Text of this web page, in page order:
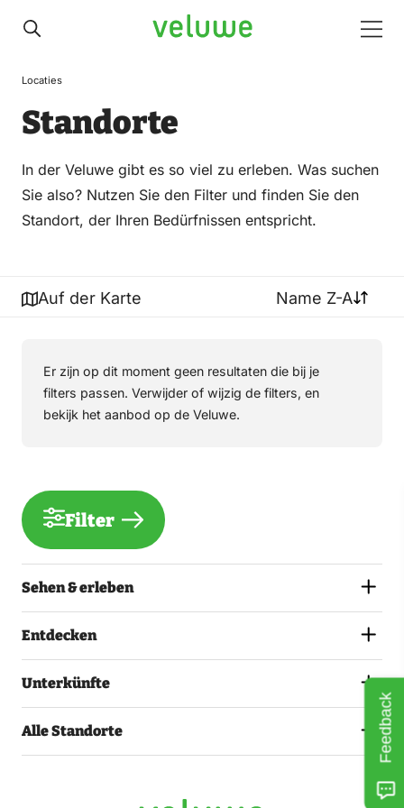
Veluwe
Locaties
Standorte
In der Veluwe gibt es so viel zu erleben. Was suchen
Sie also? Nutzen Sie den Filter und finden Sie den
Standort, der Ihren Bedürfnissen entspricht.
Auf der Karte Name Z-A
Er zijn op dit moment geen resultaten die bij je
filters passen. Verwijder of wijzig de filters, en
bekijk het aanbod op de Veluwe.
Filter
Sehen & erleben
Entdecken
Unterkünfte
Alle Standorte Feedback